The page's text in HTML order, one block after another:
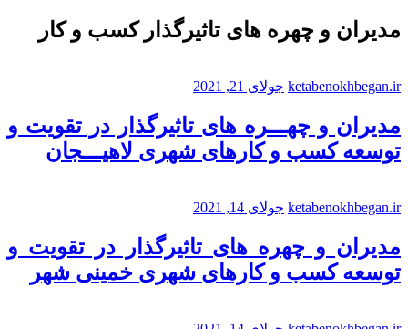
مدیران و چهره های تاثیرگذار کسب و کار
ketabenokhbegan.ir جولای 21, 2021
مدیران و چهـــره های تاثیرگذار در تقویت و
توسعه کسب و کارهای شهری لاهیـــجان
ketabenokhbegan.ir جولای 14, 2021
مدیران و چهره های تاثیرگذار در تقویت و
توسعه کسب و کارهای شهری خمینی شهر